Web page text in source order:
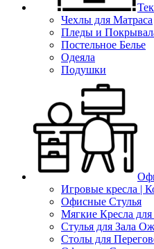
Чехлы для Матраса
Пледы и
Постельное Белье
Одеяла
Подушки
Игровые кресла |
Офисные Стулья
Мягкие Кресла
Стулья для Зала
Столы для